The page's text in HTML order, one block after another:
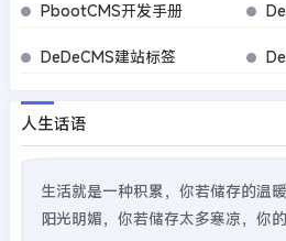
PbootCMS开发手册
DeDeCMS建站标签
人生话语
生活就是一种积累，你若储存的温
阳光明媚，你若储存太多寒凉，你